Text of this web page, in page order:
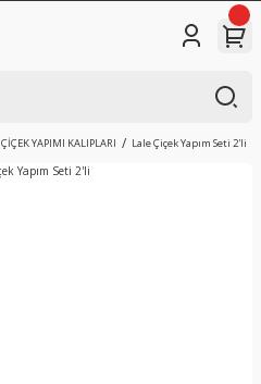
ÇİÇEK YAPIMI KALIPLARI Lale Çiçek Yapım Seti 2'li